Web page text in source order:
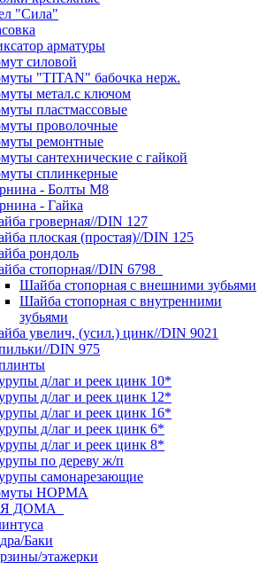
"Сила"
арматуры
силовой
"TITAN" бабочка нерж.
метал.с ключом
пластмассовые
проволочные
ремонтные
сантехнические с гайкой
сплинкерные
- Болты М8
- Гайка
гроверная//DIN 127
плоская (простая)//DIN 125
рондоль
стопорная//DIN 6798
Шайба стопорная с внешними зубьями
Шайба стопорная с внутренними
зубьями
увелич, (усил.) цинк//DIN 9021
DIN 975
д/лаг и реек цинк 10*
д/лаг и реек цинк 12*
д/лаг и реек цинк 16*
д/лаг и реек цинк 6*
д/лаг и реек цинк 8*
по дереву ж/п
самонарезающие
НОРМА
ДОМА
Баки
этажерки